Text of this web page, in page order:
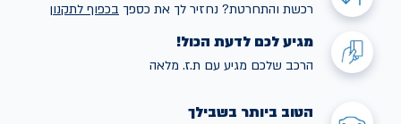
רכשת והתחרטת? נחזיר לך את כספך בכפוף לתקנון
מגיע לכם לדעת הכול!
הרכב שלכם מגיע עם ת.ז. מלאה
הטוב ביותר בשבילך